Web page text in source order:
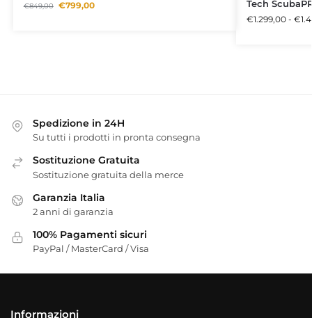
€849,00 €799,00
Tech
€1.299,00 - €
Spedizione in 24H
Su tutti i prodotti in pronta consegna
Sostituzione Gratuita
Sostituzione gratuita della merce
Garanzia Italia
2 anni di garanzia
100% Pagamenti sicuri
PayPal / MasterCard / Visa
Informazioni